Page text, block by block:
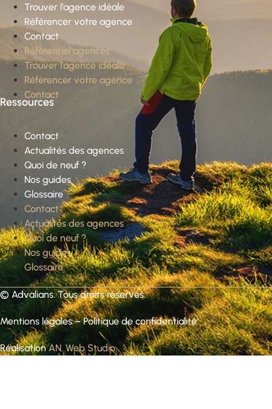
Trouver l’agence idéale
Référencer votre agence
Contact
Référentiel agences
Trouver l’agence idéale
Référencer votre agence
Contact
Ressources
Contact
Actualités des agences
Quoi de neuf ?
Nos guides
Glossaire
Contact
Actualités des agences
Quoi de neuf ?
Nos guides
Glossaire
© Advalians. Tous droits réservés.
Mentions légales–Politique de confidentialité
RéalisationAN. Web Studio.